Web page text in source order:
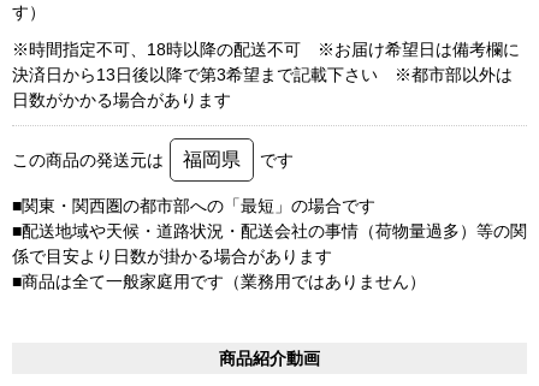
す）
※時間指定不可、18時以降の配送不可 ※お届け希望日は備考欄に
決済日から13日後以降で第3希望まで記載下さい ※都市部以外は
日数がかかる場合があります
この商品の発送元は 福岡県 です
■関東・関西圏の都市部への「最短」の場合です
■配送地域や天候・道路状況・配送会社の事情（荷物量過多）等の関
係で目安より日数が掛かる場合があります
■商品は全て一般家庭用です（業務用ではありません）
商品紹介動画